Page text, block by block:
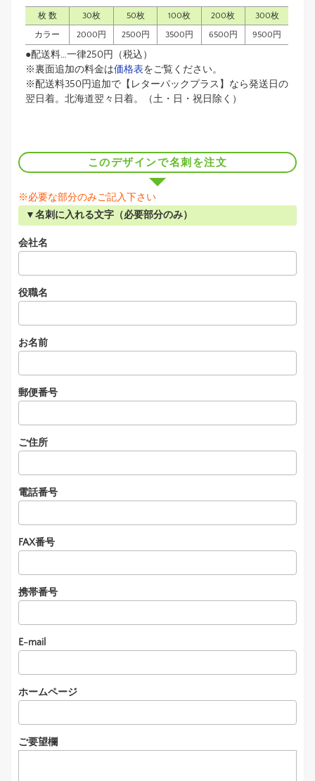
枚 数 30枚 50枚 100枚 200枚 300枚
カラー 2000円 2500円 3500円 6500円 9500円
●配送料…一律250円（税込）
※裏面追加の料金は価格表をご覧ください。
※配送料350円追加で【レターパックプラス】なら発送日の
翌日着。北海道翌々日着。（土・日・祝日除く）
このデザインで名刺を注文
※必要な部分のみご記入下さい
▼名刺に入れる文字（必要部分のみ）
会社名
役職名
お名前
郵便番号
ご住所
電話番号
FAX番号
携帯番号
E-mail
ホームページ
ご要望欄